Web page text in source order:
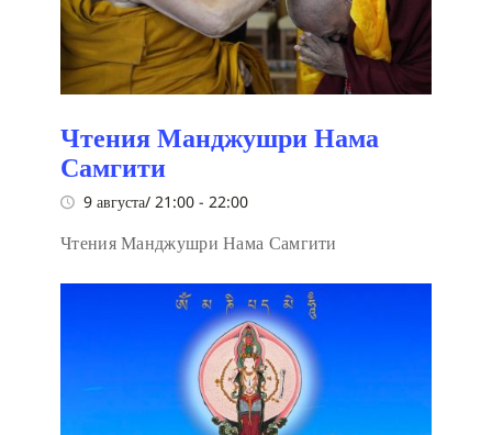
Чтения Манджушри Нама
Самгити
9 августа/ 21:00 - 22:00
Чтения Манджушри Нама Самгити